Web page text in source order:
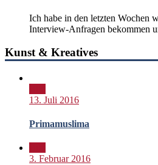
Ich habe in den letzten Wochen
Interview-Anfragen bekommen
Kunst & Kreatives
13. Juli 2016
Primamuslima
3. Februar 2016